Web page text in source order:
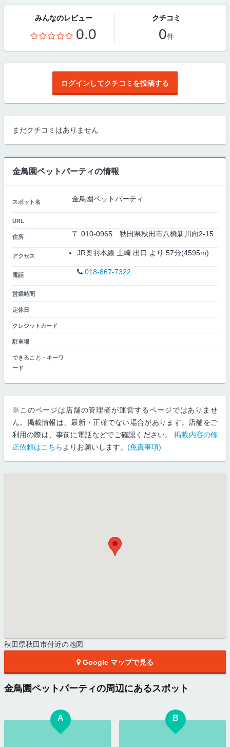
みんなのレビュー
0.0
クチコミ
0件
ログインしてクチコミを投稿する
まだクチコミはありません
金鳥園ペットパーティの情報
スポット名 金鳥園ペットパーティ
URL
住所 〒 010-0965 秋田県秋田市八橋新川向2-15
アクセス JR奥羽本線 土崎 出口 より 57分(4595m)
電話 018-867-7322
営業時間
定休日
クレジットカード
駐車場
できること・キーワ
ード
※このページは店舗の管理者が運営するページではありませ
ん。掲載情報は、最新・正確でない場合があります。店舗をご
利用の際は、事前に電話などでご確認ください。掲載内容の修
正依頼はこちら よりお願いします。 (免責事項)
秋田県秋田市付近の地図
Google マップで見る
金鳥園ペットパーティの周辺にあるスポット
A B